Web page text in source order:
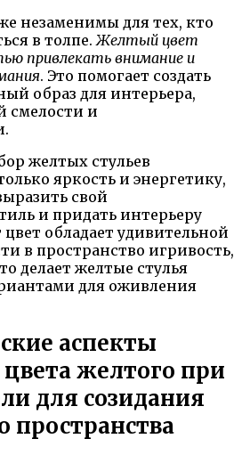
незаменимы для тех, кто
в толпе. Желтый цвет
привлекать внимание и
. Это помогает создать
образ для интерьера,
смелости и
желтых стульев
яркость и энергетику,
свой
и придать интерьеру
обладает удивительной
в пространство игривость,
делает желтые стулья
для оживления
аспекты
желтого при
для созидания
пространства